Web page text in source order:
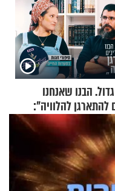
הבנו שאנחנו
להתארגן להלוויה":
במבחן, הפעם עם מרים